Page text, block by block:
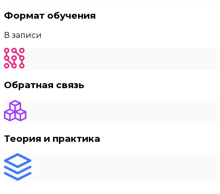
Формат обучения
В записи
Обратная связь
Теория и практика